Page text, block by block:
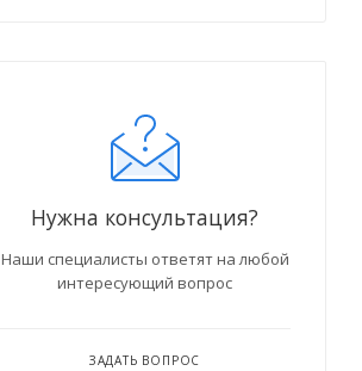
Нужна консультация?
Наши специалисты ответят на любой
интересующий вопрос
ЗАДАТЬ ВОПРОС